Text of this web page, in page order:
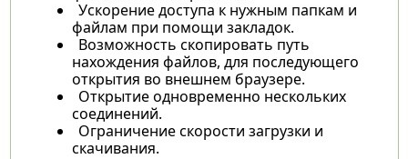
Ускорение доступа к нужным папкам и
файлам при помощи закладок.
Возможность скопировать путь
нахождения файлов, для последующего
открытия во внешнем браузере.
Открытие одновременно нескольких
соединений.
Ограничение скорости загрузки и
скачивания.